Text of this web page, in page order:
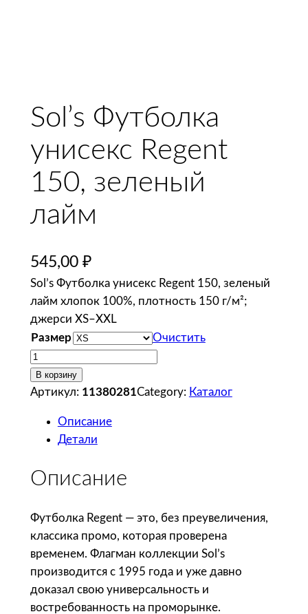
Sol’s Футболка
унисекс Regent
150, зеленый
лайм
545,00 ₽
Sol’s Футболка унисекс Regent 150, зеленый
лайм хлопок 100%, плотность 150 г/м²;
джерси XS–XXL
Размер
Очистить
К
о
л
т
о
т
о
в
а
р
В корзину
Артикул: 11380281Category: Каталог
Описание
Детали
Описание
Футболка Regent — это, без преувеличения,
классика промо, которая проверена
временем. Флагман коллекции Sol’s
производится с 1995 года и уже давно
доказал свою универсальность и
востребованность на проморынке.